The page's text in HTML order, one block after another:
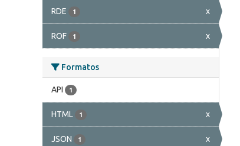
RDE 1 x
ROF 1 x
Formatos
API 1
HTML 1 x
JSON 1 x